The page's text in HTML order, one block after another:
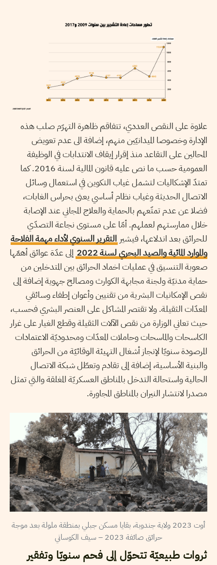
علاوة على النقص العددي، تتفاقم ظاهرة التهرّم صلب هذه
الإدارة وخصوصا الميدانيّين منهم، إضافة الى عدم تعويض
المحالين على التقاعد منذ إقرار إيقاف الانتدابات في الوظيفة
العمومية حسب ما نص عليه قانون المالية لسنة 2016. كما
تمتدّ الإشكاليات لتشمل غياب التكوين في استعمال وسائل
الاتصال الحديثة وغياب نظام أساسي يعنى بحراس الغابات،
فضلا عن عدم تمتّعهم بالحماية والعلاج المجاني عند الإصابة
خلال ممارستهم لعملهم. أمّا على مستوى نجاعة التصدّي
للحرائق بعد اندلاعها، فيشير التقرير السنوي لأداء مهمة الفلاحة
والموارد المائية والصيد البحري لسنة 2022
إلى عدّة عوائق أهمّها
صعوبة التنسيق في عمليات اخماد الحرائق بين المتدخلين من
حماية مدنيّة ولجنة مجابهة الكوارث ومصالح جهوية إضافة إلى
نقص الإمكانيات البشرية من تقنيين وأعوان إطفاء وسائقي
المعدّات الثقيلة. ولا تقتصر المشاكل على العنصر البشري فحسب،
حيث تعاني الوزارة من نقص الآلات الثقيلة وقطع الغيار على غرار
الكاسحات والماسحات وحاملات المعدّات ومحدوديّة الاعتمادات
المرصودة سنويّا لإنجاز أشغال التهيئة الوقائيّة من الحرائق
والبنية الأساسية، إضافة إلى تقادم وتعطّل شبكة الاتصال
الحالية واستحالة التدخل بالمناطق العسكريّة المغلقة والتي تمثل
مصدرا لانتشار النيران بالمناطق المجاورة.
أوت 2023 ولاية جندوبة، بقايا مسكن جبلي بمنطقة ملولة بعد موجة
حرائق صائفة 2023 – سيف الكوساني
ثروات طبيعيّة تتحوّل إلى فحم سنويّا وتفقير